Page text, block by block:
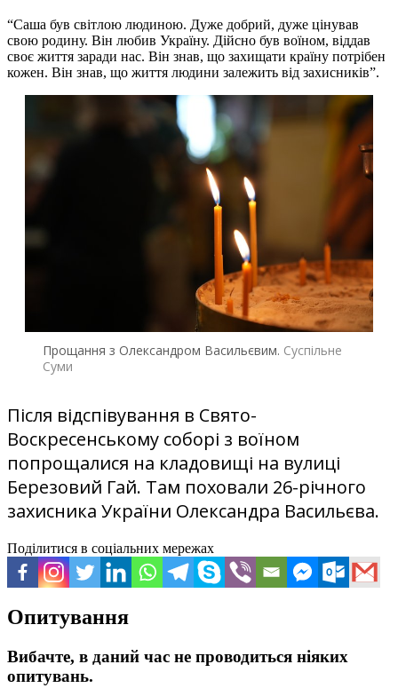
“Саша був світлою людиною. Дуже добрий, дуже цінував
свою родину. Він любив Україну. Дійсно був воїном, віддав
своє життя заради нас. Він знав, що захищати країну потрібен
кожен. Він знав, що життя людини залежить від захисників”.
Прощання з Олександром Васильєвим. Суспільне
Суми
Після відспівування в Свято-
Воскресенському соборі з воїном
попрощалися на кладовищі на вулиці
Березовий Гай. Там поховали 26-річного
захисника України Олександра Васильєва.
Поділитися в соціальних мережах
Опитування
Вибачте, в даний час не проводиться ніяких
опитувань.